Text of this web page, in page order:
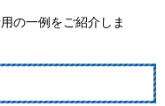
の一例をご紹介しま